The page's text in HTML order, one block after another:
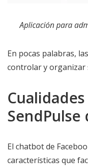
Aplicación para
En pocas palabras,
controlar y organizar
SendPulse
El chatbot de
características que